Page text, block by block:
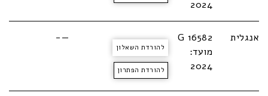
2024
אנגלית
G 16582
מועד:
2024
להורדת השאלון
להורדת הפתרון
—-